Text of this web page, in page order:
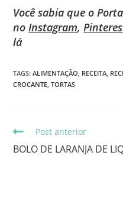
Você sabia que o
noInstagram,
lá
TAGS:ALIMENTAÇÃO, RECEITA,
CROCANTE, TORTAS
Post anterior
BOLO DE LARANJA DE